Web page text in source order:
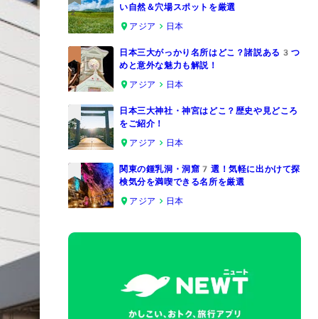
2
い自然＆穴場スポットを厳選
アジア
日本
3
日本三大がっかり名所はどこ？諸説ある3つ
めと意外な魅力も解説！
アジア
日本
4
日本三大神社・神宮はどこ？歴史や見どころ
をご紹介！
アジア
日本
5
関東の鍾乳洞・洞窟7選！気軽に出かけて探
検気分を満喫できる名所を厳選
アジア
日本